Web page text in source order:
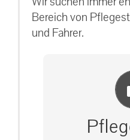
Bereich von
und Fahrer.